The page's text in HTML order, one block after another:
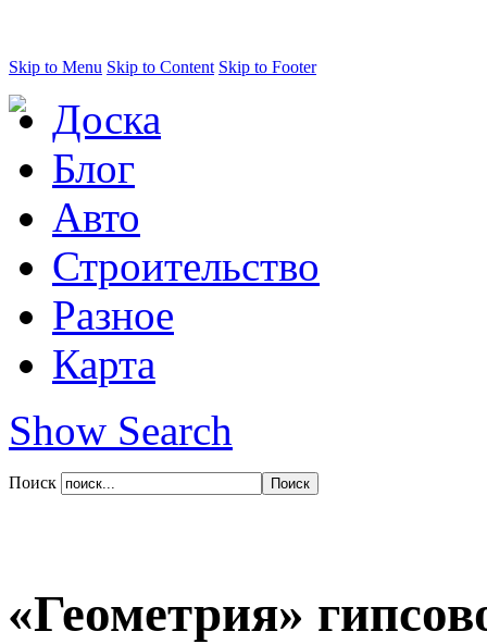
Skip to Menu Skip to Content Skip to Footer
Доска
Блог
Авто
Строительство
Разное
Карта
Show Search
Поиск
«Геометрия»